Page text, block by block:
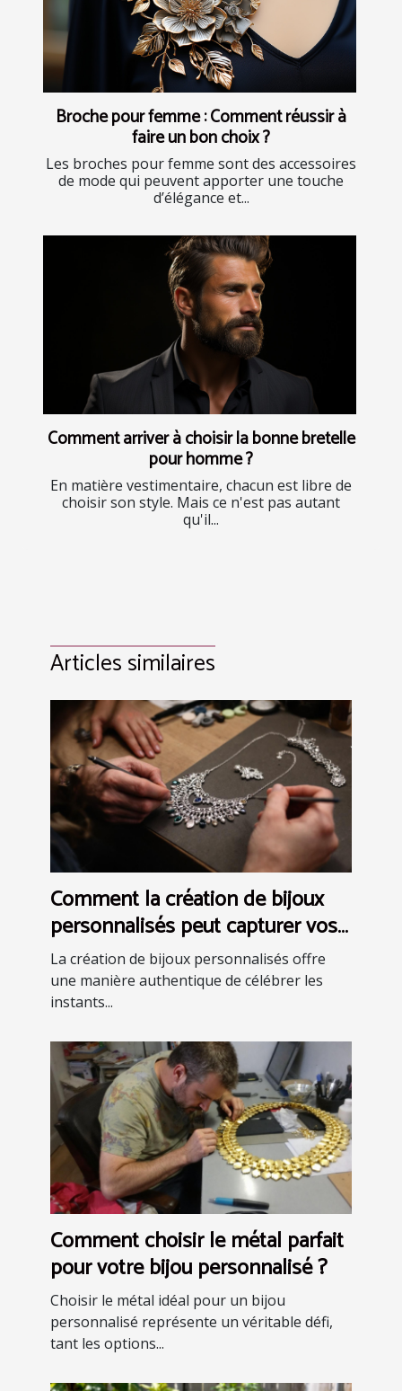
Broche pour femme : Comment réussir à
faire un bon choix ?
Les broches pour femme sont des accessoires
de mode qui peuvent apporter une touche
d’élégance et...
Comment arriver à choisir la bonne bretelle
pour homme ?
En matière vestimentaire, chacun est libre de
choisir son style. Mais ce n'est pas autant
qu'il...
Articles similaires
Comment la création de bijoux
personnalisés peut capturer vos
moments uniques ?
La création de bijoux personnalisés offre
une manière authentique de célébrer les
instants...
Comment choisir le métal parfait
pour votre bijou personnalisé ?
Choisir le métal idéal pour un bijou
personnalisé représente un véritable défi,
tant les options...